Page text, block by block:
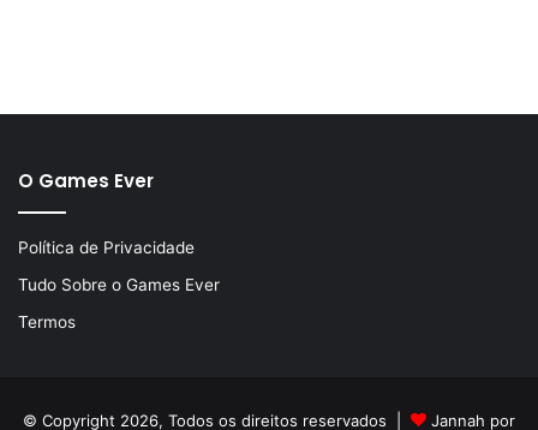
O Games Ever
Política de Privacidade
Tudo Sobre o Games Ever
Termos
© Copyright 2026, Todos os direitos reservados | Jannah por